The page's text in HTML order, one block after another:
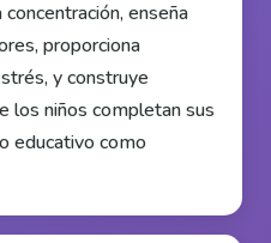
enseña
proporciona
y construye
los niños completan sus
educativo como